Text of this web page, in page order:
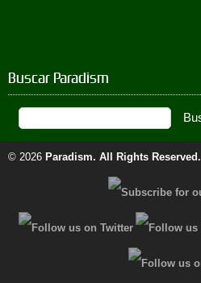
Buscar Paradism
© 2026 Paradism. All Rights Reserved.